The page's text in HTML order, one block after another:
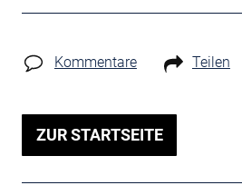
Kommentare Teilen
ZUR STARTSEITE